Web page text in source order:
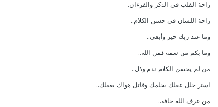
راحة القلب في الذكر والقرءان..
راحة اللسان في حسن الكلام..
وما عند ربك خير وأبقى..
وما بكم من نعمة فمن الله..
من لم يحسن الكلام ندم وذل..
استر خلل عقلك بحلمك وقاتل هواك بعقلك..
من عرف الله خافه..